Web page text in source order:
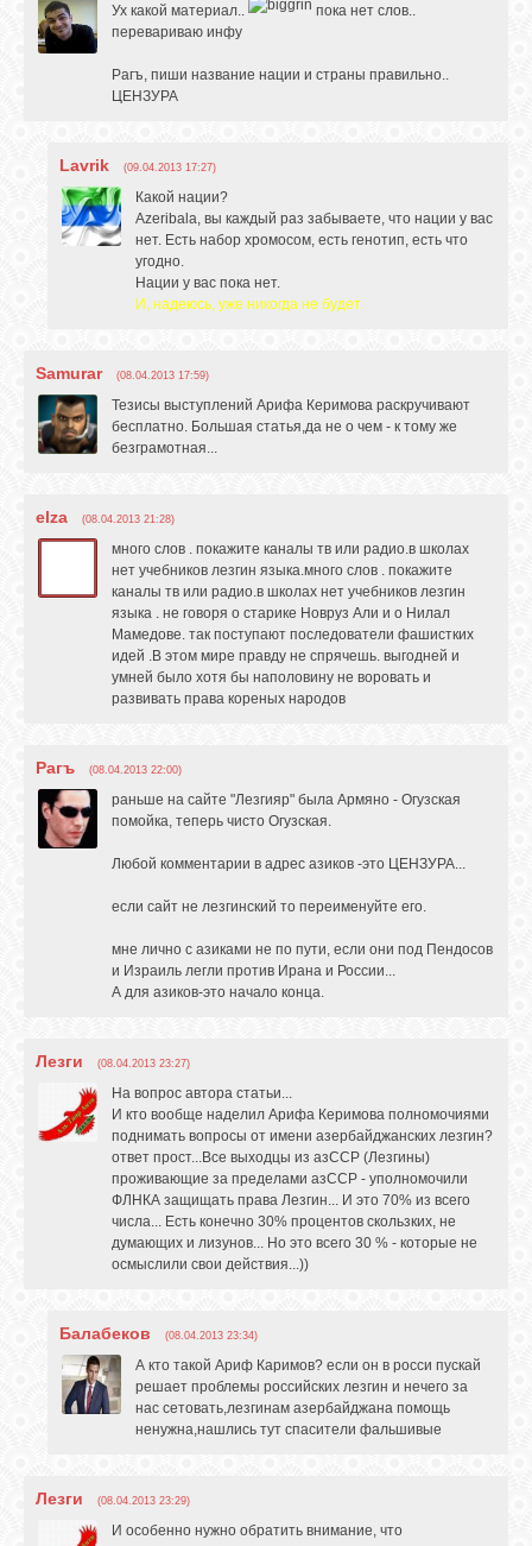
Ух какой материал..
пока нет слов..
перевариваю инфу
Рагъ, пиши название нации и страны правильно..
ЦЕНЗУРА
Lavrik (09.04.2013 17:27)
Какой нации?
Azeribala, вы каждый раз забываете, что нации у вас
нет. Есть набор хромосом, есть генотип, есть что
угодно.
Нации у вас пока нет.
И, надеюсь, уже никогда не будет.
Samurar (08.04.2013 17:59)
Тезисы выступлений Арифа Керимова раскручивают
бесплатно. Большая статья,да не о чем - к тому же
безграмотная...
elza (08.04.2013 21:28)
много слов . покажите каналы тв или радио.в школах
нет учебников лезгин языка.много слов . покажите
каналы тв или радио.в школах нет учебников лезгин
языка . не говоря о старике Новруз Али и о Нилал
Мамедове. так поступают последователи фашистких
идей .В этом мире правду не спрячешь. выгодней и
умней было хотя бы наполовину не воровать и
развивать права кореных народов
Рагъ (08.04.2013 22:00)
раньше на сайте "Лезгияр" была Армяно - Огузская
помойка, теперь чисто Огузская.
Любой комментарии в адрес азиков -это ЦЕНЗУРА...
если сайт не лезгинский то переименуйте его.
мне лично с азиками не по пути, если они под Пендосов
и Израиль легли против Ирана и России...
А для азиков-это начало конца.
Лезги (08.04.2013 23:27)
На вопрос автора статьи...
И кто вообще наделил Арифа Керимова полномочиями
поднимать вопросы от имени азербайджанских лезгин?
ответ прост...Все выходцы из азССР (Лезгины)
проживающие за пределами азССР - уполномочили
ФЛНКА защищать права Лезгин... И это 70% из всего
числа... Есть конечно 30% процентов скользких, не
думающих и лизунов... Но это всего 30 % - которые не
осмыслили свои действия...))
Балабеков (08.04.2013 23:34)
А кто такой Ариф Каримов? если он в росси пускай
решает проблемы российских лезгин и нечего за
нас сетовать,лезгинам азербайджана помощь
ненужна,нашлись тут спасители фальшивые
Лезги (08.04.2013 23:29)
И особенно нужно обратить внимание, что